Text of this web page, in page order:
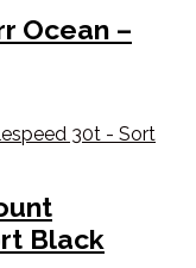
Ocean –
Black